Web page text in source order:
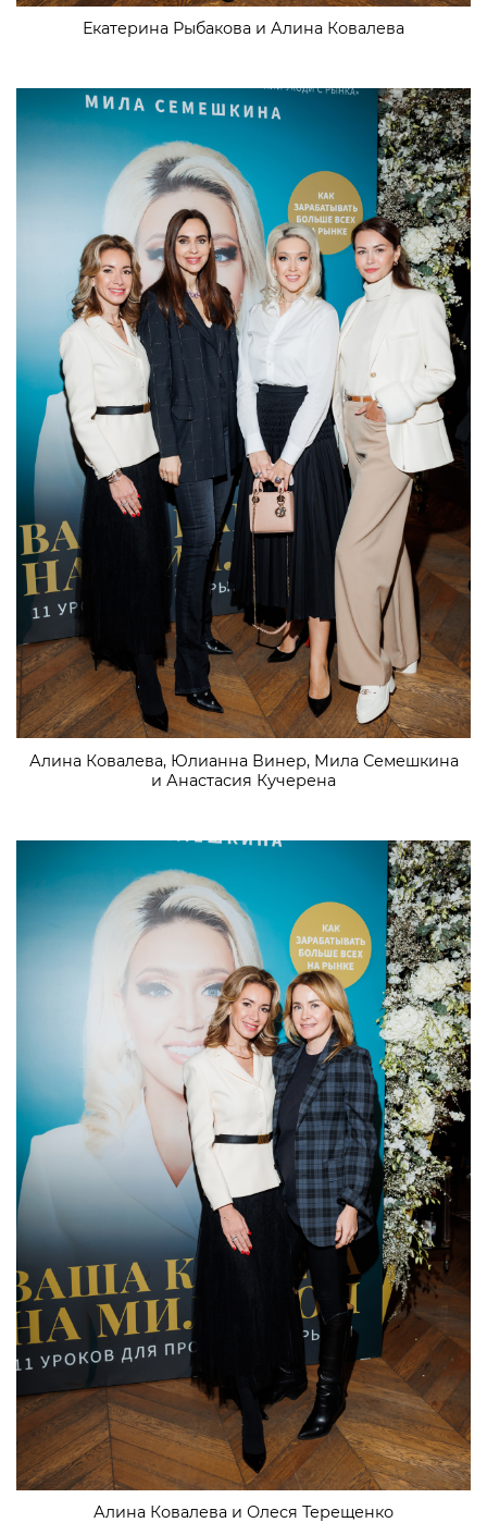
Екатерина Рыбакова и Алина Ковалева
Алина Ковалева, Юлианна Винер, Мила Семешкина
и Анастасия Кучерена
Алина Ковалева и Олеся Терещенко